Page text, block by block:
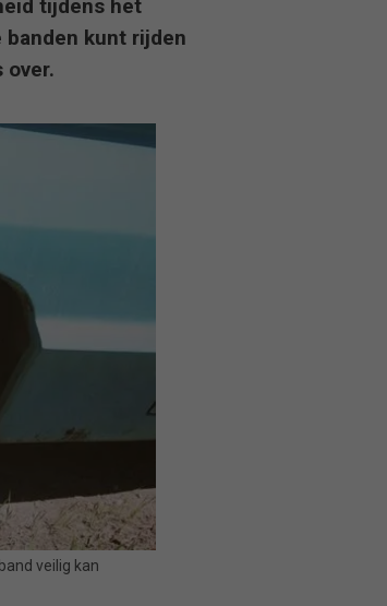
tijdens het
banden kunt rijden
over.
veilig kan